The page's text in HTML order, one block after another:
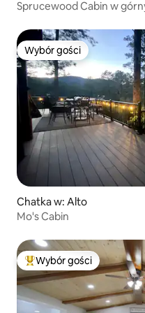
Sprucewood Cabin w górnym
Wybór gości
Wybór gości
Chatka w: Alto
Mo's Cabin
Najpopularniejsze z
Wybór gości